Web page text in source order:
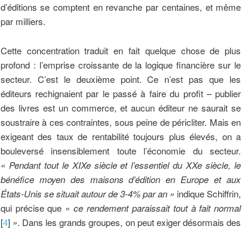
d’éditions se comptent en revanche par centaines, et même
par milliers.
Cette concentration traduit en fait quelque chose de plus
profond : l’emprise croissante de la logique financière sur le
secteur. C’est le deuxième point. Ce n’est pas que les
éditeurs rechignaient par le passé à faire du profit – publier
des livres est un commerce, et aucun éditeur ne saurait se
soustraire à ces contraintes, sous peine de péricliter. Mais en
exigeant des taux de rentabilité toujours plus élevés, on a
bouleversé insensiblement toute l’économie du secteur.
« Pendant tout le XIXe siècle et l’essentiel du XXe siècle, le
bénéfice moyen des maisons d’édition en Europe et aux
États-Unis se situait autour de 3-4% par an » indique Schiffrin,
qui précise que « ce rendement paraissait tout à fait normal
[4]». Dans les grands groupes, on peut exiger désormais des